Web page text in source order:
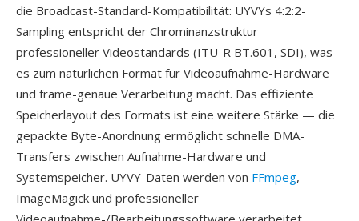
die Broadcast-Standard-Kompatibilität: UYVYs 4:2:2-
Sampling entspricht der Chrominanzstruktur
professioneller Videostandards (ITU-R BT.601, SDI), was
es zum natürlichen Format für Videoaufnahme-Hardware
und frame-genaue Verarbeitung macht. Das effiziente
Speicherlayout des Formats ist eine weitere Stärke — die
gepackte Byte-Anordnung ermöglicht schnelle DMA-
Transfers zwischen Aufnahme-Hardware und
Systemspeicher. UYVY-Daten werden von FFmpeg,
ImageMagick und professioneller